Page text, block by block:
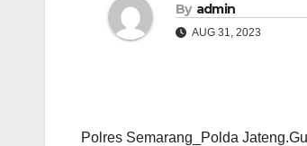
By admin
AUG 31, 2023
Polres Semarang_Polda